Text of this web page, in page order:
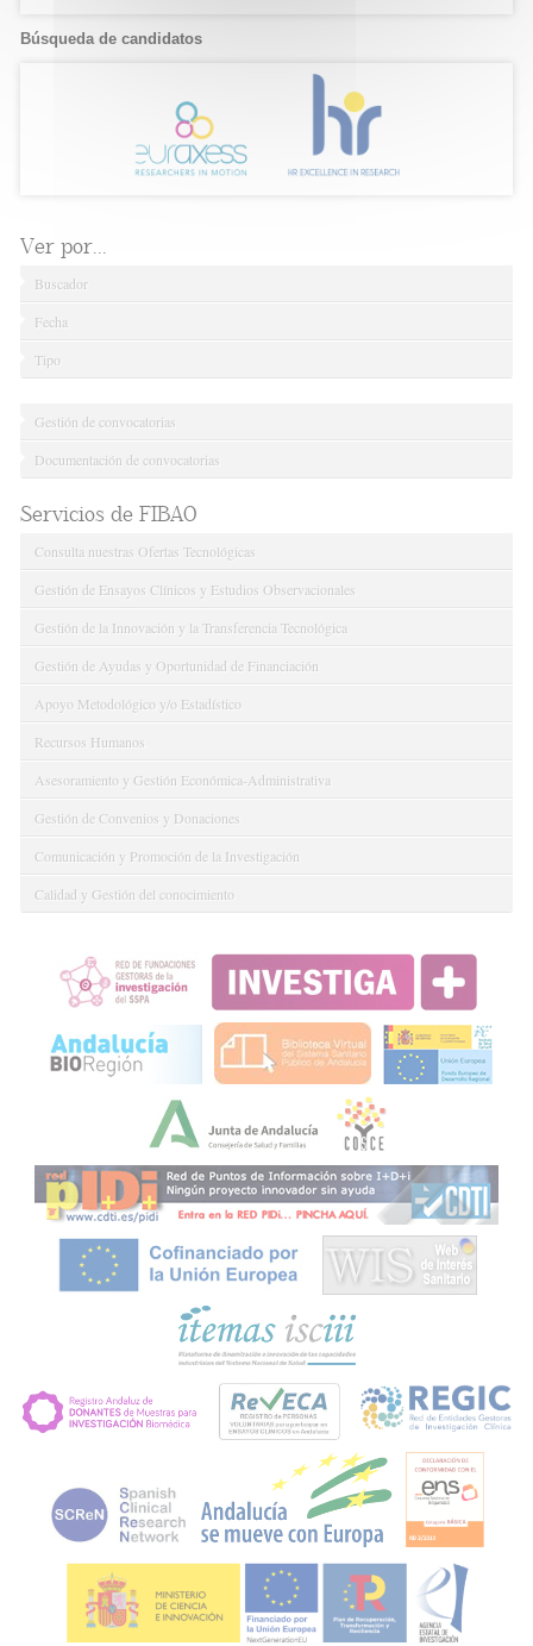
Búsqueda de candidatos
Ver por...
Buscador
Fecha
Tipo
Gestión de convocatorias
Documentación de convocatorias
Servicios de FIBAO
Consulta nuestras Ofertas Tecnológicas
Gestión de Ensayos Clínicos y Estudios Observacionales
Gestión de la Innovación y la Transferencia Tecnológica
Gestión de Ayudas y Oportunidad de Financiación
Apoyo Metodológico y/o Estadístico
Recursos Humanos
Asesoramiento y Gestión Económica-Administrativa
Gestión de Convenios y Donaciones
Comunicación y Promoción de la Investigación
Calidad y Gestión del conocimiento